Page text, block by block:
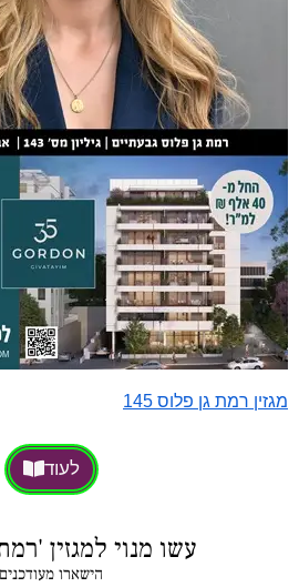
מגזין רמת גן פלוס 145
לעוד
עשו מנוי למגזין
הישארו מעודכנים